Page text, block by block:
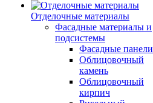
Отделочные материалы
Фасадные материалы и
подсистемы
Фасадные панели
Облицовочный
камень
Облицовочный
кирпич